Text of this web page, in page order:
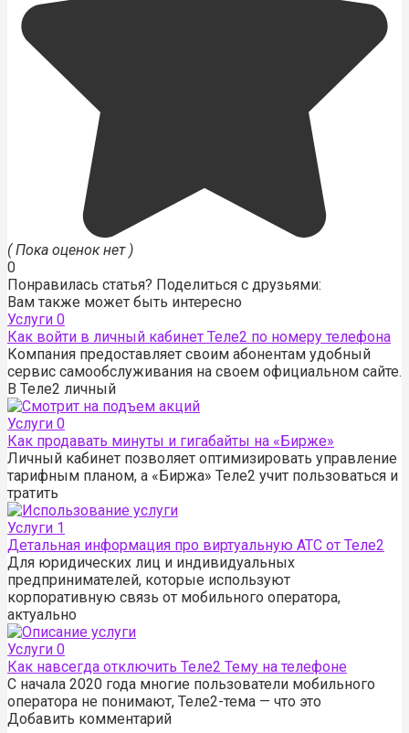
( Пока оценок нет )
0
Понравилась статья? Поделиться с друзьями:
Вам также может быть интересно
Услуги 0
Как войти в личный кабинет Теле2 по номеру телефона
Компания предоставляет своим абонентам удобный
сервис самообслуживания на своем официальном сайте.
В Теле2 личный
Услуги 0
Как продавать минуты и гигабайты на «Бирже»
Личный кабинет позволяет оптимизировать управление
тарифным планом, а «Биржа» Теле2 учит пользоваться и
тратить
Услуги 1
Детальная информация про виртуальную АТС от Теле2
Для юридических лиц и индивидуальных
предпринимателей, которые используют
корпоративную связь от мобильного оператора,
актуально
Услуги 0
Как навсегда отключить Теле2 Тему на телефоне
С начала 2020 года многие пользователи мобильного
оператора не понимают, Теле2-тема — что это
Добавить комментарий